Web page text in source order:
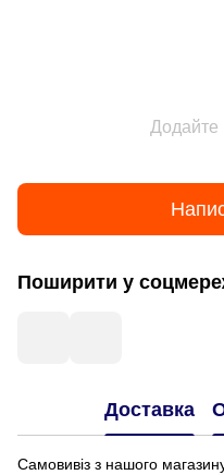
Додайте
Поширити у
Доставка
Самовивіз з нашого